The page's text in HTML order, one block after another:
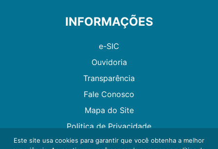
INFORMAÇÕES
e-SIC
Ouvidoria
Transparência
Fale Conosco
Mapa do Site
Politica de Privacidade
Este site usa cookies para garantir que você obtenha a melhor